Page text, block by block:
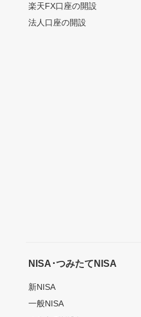
楽天FX口座の開設
法人口座の開設
NISA･つみたてNISA
新NISA
一般NISA